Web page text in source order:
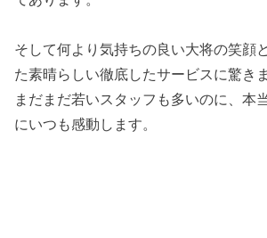
そして何より気持ちの良い大将の笑顔
た素晴らしい徹底したサービスに驚き
まだまだ若いスタッフも多いのに、本
にいつも感動します。